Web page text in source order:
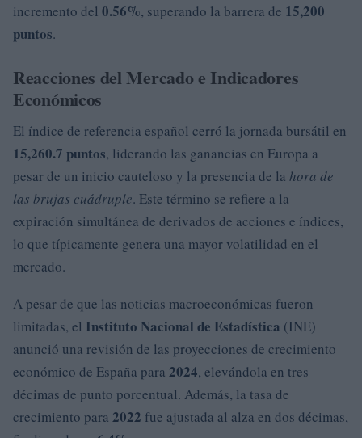
incremento del 0.56%, superando la barrera de 15,200
puntos.
Reacciones del Mercado e Indicadores
Económicos
El índice de referencia español cerró la jornada bursátil en
15,260.7 puntos, liderando las ganancias en Europa a
pesar de un inicio cauteloso y la presencia de la hora de
las brujas cuádruple. Este término se refiere a la
expiración simultánea de derivados de acciones e índices,
lo que típicamente genera una mayor volatilidad en el
mercado.
A pesar de que las noticias macroeconómicas fueron
limitadas, el Instituto Nacional de Estadística (INE)
anunció una revisión de las proyecciones de crecimiento
económico de España para 2024, elevándola en tres
décimas de punto porcentual. Además, la tasa de
crecimiento para 2022 fue ajustada al alza en dos décimas,